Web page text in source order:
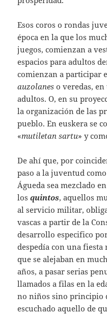
Esos coros o rondas
época en la que los
juegos, comienzan a
espacios para adultos
comienzan a participar
auzolaneso veredas,
adultos. O, en su
la organización de las
pueblo. En euskera se
«mutiletan sartu» y
De ahí que, por
paso a la juventud
Águeda sea mezclado
losquintos, aquellos
al servicio militar,
vascas a partir de la
desarrollo especifico
despedía con una fiesta
que se alejaban en
años, a pasar serias
llamados a filas en la
no niños sino principio
escuchado aquello de